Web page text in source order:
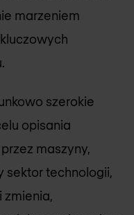
marzeniem
szerokie
opisania
maszyny,
sektor technologii,
zmienia,